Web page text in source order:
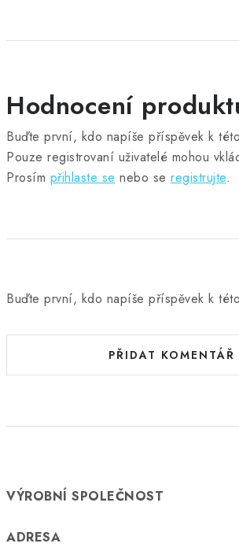
Hodnocení
Buďte první, kdo napíše příspěvek k
Pouze registrovaní uživatelé mohou
Prosím přihlaste se nebo se registrujte.
Buďte první, kdo napíše příspěvek k
PŘIDAT KOMENTÁŘ
VÝROBNÍ SPOLEČNOST
ADRESA